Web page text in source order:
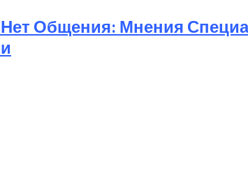
Общения: Мнения